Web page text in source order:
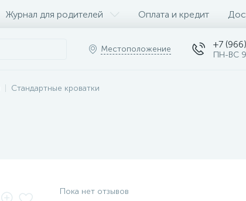
Журнал для родителей Оплата и кредит
Местоположение +7 (966)
ПН-ВС
Стандартные кроватки
Пока нет отзывов